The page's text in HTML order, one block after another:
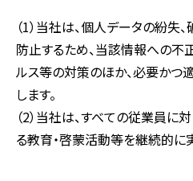
（1）当社は、個人データの紛失
防止するため、当該情報への不
ルス等の対策のほか、必要か
します。
（2）当社は、すべての従業員に
る教育・啓蒙活動等を継続的に